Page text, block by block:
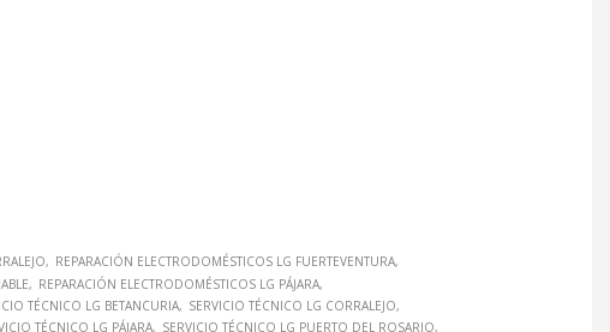
REPARACIÓN ELECTRODOMÉSTICOS LG FUERTEVENTURA
REPARACIÓN ELECTRODOMÉSTICOS LG PÁJARA
TÉCNICO LG BETANCURIA
SERVICIO TÉCNICO LG CORRALEJO
TÉCNICO LG PÁJARA SERVICIO TÉCNICO LG PUERTO DEL ROSARIO